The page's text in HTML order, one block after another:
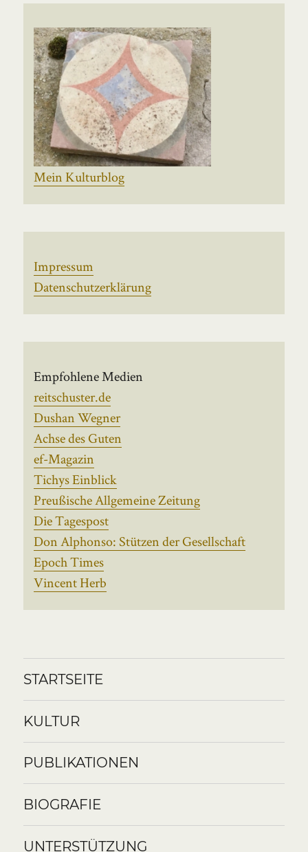
Mein Kulturblog
Impressum
Datenschutzerklärung
Empfohlene Medien
reitschuster.de
Dushan Wegner
Achse des Guten
ef-Magazin
Tichys Einblick
Preußische Allgemeine Zeitung
Die Tagespost
Don Alphonso: Stützen der Gesellschaft
Epoch Times
Vincent Herb
STARTSEITE
KULTUR
PUBLIKATIONEN
BIOGRAFIE
UNTERSTÜTZUNG